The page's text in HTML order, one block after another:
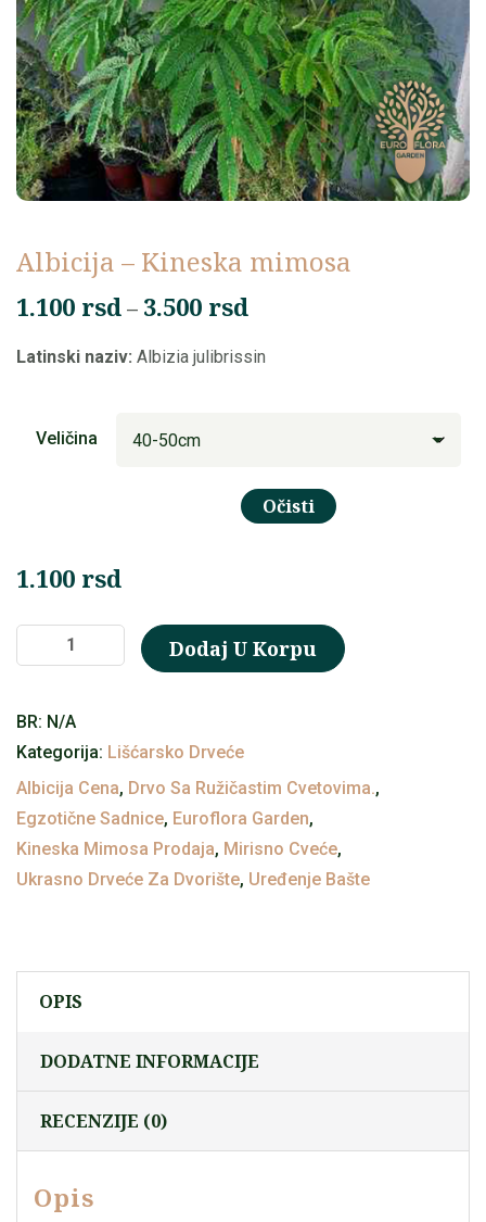
Albicija – Kineska mimosa
1.100 rsd– 3.500 rsd
od
Latinski naziv: Albizia julibrissin
Veličina
Očisti
1.100 rsd
Albicija
–
mimosa
količina
Dodaj U Korpu
BR: N/A
Kategorija: Lišćarsko Drveće
Albicija Cena, Drvo Sa Ružičastim Cvetovima.,
Egzotične Sadnice, Euroflora Garden,
Kineska Mimosa Prodaja, Mirisno Cveće,
Ukrasno Drveće Za Dvorište, Uređenje Bašte
OPIS
DODATNE INFORMACIJE
RECENZIJE (0)
Opis